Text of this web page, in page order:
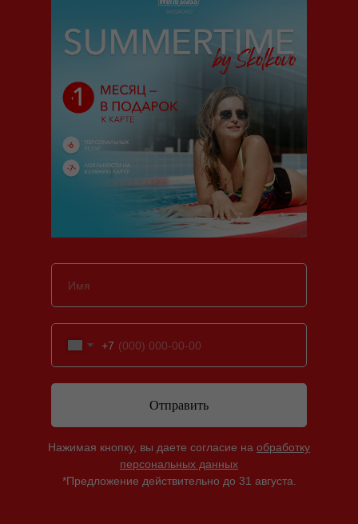
+7
Отправить
Нажимая кнопку, вы даете согласие на обработку
персональных данных
*Предложение действительно до 31 августа.